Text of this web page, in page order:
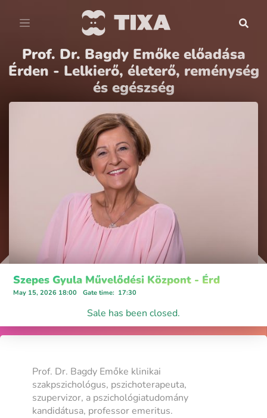
Prof. Dr. Bagdy Emőke előadása
Érden - Lelkierő, életerő, reménység
és egészség
Szepes Gyula Művelődési Központ - Érd
May 15, 2026 18:00 Gate time: 17:30
Sale has been closed.
Prof. Dr. Bagdy Emőke klinikai
szakpszichológus, pszichoterapeuta,
szupervizor, a pszichológiatudomány
kandidátusa, professor emeritus.